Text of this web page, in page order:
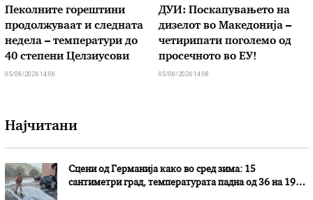
Пеколните горештини
продолжуваат и следната
недела – температури до
40 степени Целзиусови
05/08/2026 14:08
ДУИ: Поскапувањето на
дизелот во Македонија –
четирипати поголемо од
просечното во ЕУ!
05/08/2026 14:08
Најчитани
Сцени од Германија како во сред зима: 15
сантиметри град, температурата падна од 36 на 19